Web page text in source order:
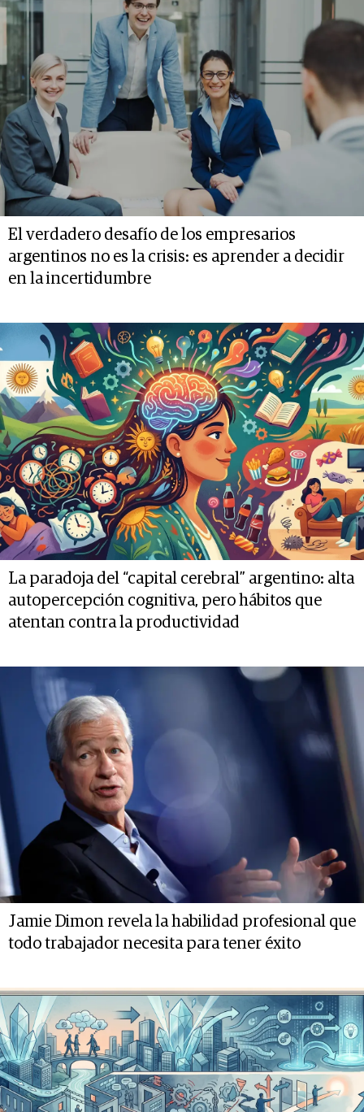
El verdadero desafío de los empresarios
argentinos no es la crisis: es aprender a decidir
en la incertidumbre
La paradoja del “capital cerebral” argentino: alta
autopercepción cognitiva, pero hábitos que
atentan contra la productividad
Jamie Dimon revela la habilidad profesional que
todo trabajador necesita para tener éxito